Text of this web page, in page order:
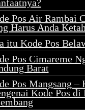
Pos Air Rambai
Harus Anda
itu Kode Pos
Pos Cimareme
Barat
Pos Mangsang –
Kode Pos di